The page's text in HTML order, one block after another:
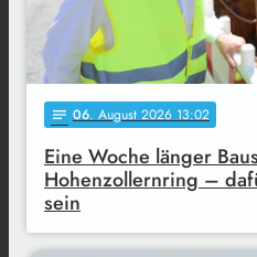
notes 06. August 2026 13:02
Eine Woche länger
Hohenzollernring –
sein